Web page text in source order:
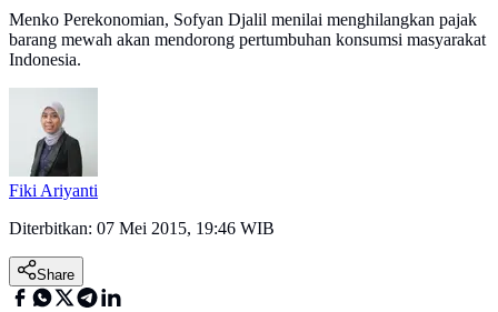
Menko Perekonomian, Sofyan Djalil menilai menghilangkan pajak
barang mewah akan mendorong pertumbuhan konsumsi masyarakat
Indonesia.
Fiki Ariyanti
Diterbitkan: 07 Mei 2015, 19:46 WIB
Share